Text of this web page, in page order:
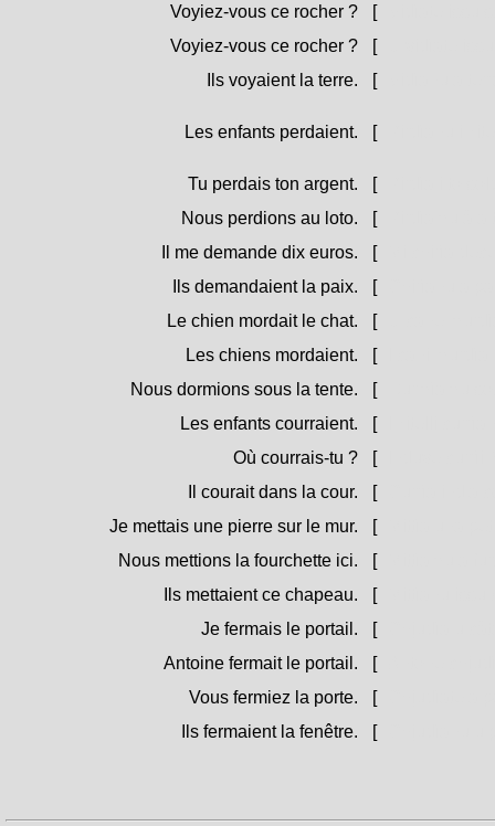
Voyiez-vous ce rocher ?
[
Voyiez-vous ce rocher ?
[
Ils voyaient la terre.
[
Les enfants perdaient. [
Tu perdais ton argent. [
Nous perdions au loto.
[
Il me demande dix euros.
[
Ils demandaient la paix.
[
Le chien mordait le chat.
[
Les chiens mordaient.
[
Nous dormions sous la tente.
[
Les enfants courraient.
[
Où courrais-tu ?
[
Il courait dans la cour.
[
Je mettais une pierre sur le mur.
[
Nous mettions la fourchette ici.
[
Ils mettaient ce chapeau.
[
Je fermais le portail.
[
Antoine fermait le portail.
[
Vous fermiez la porte.
[
Ils fermaient la fenêtre.
[